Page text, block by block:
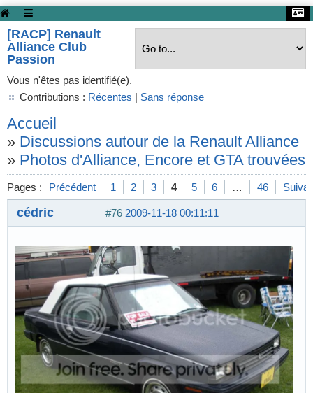
[RACP] Renault
Alliance Club
Passion
Vous n'êtes pas identifié(e).
Contributions : Récentes | Sans réponse
Accueil
» Discussions autour de la Renault Alliance
» Photos d'Alliance, Encore et GTA trouvées
Pages : Précédent 1 2 3 4 5 6 … 46
#76 2009-11-18 00:11:11
cédric